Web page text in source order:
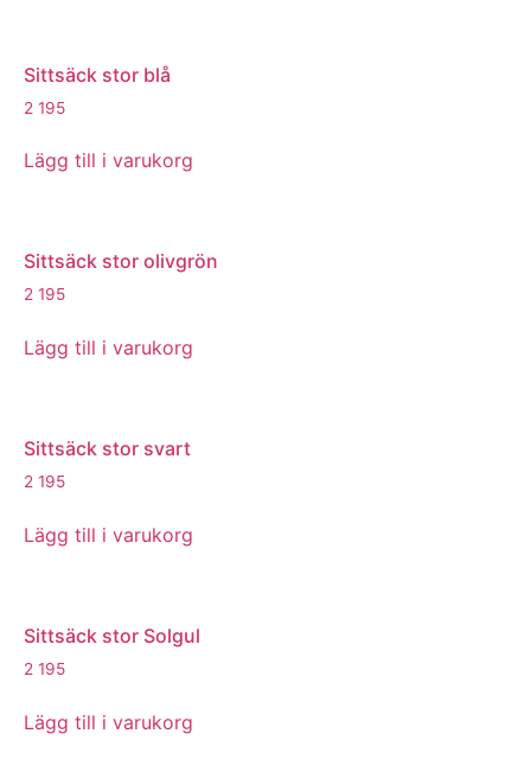
Sittsäck stor blå
2 195
Lägg till i varukorg
Sittsäck stor olivgrön
2 195
Lägg till i varukorg
Sittsäck stor svart
2 195
Lägg till i varukorg
Sittsäck stor Solgul
2 195
Lägg till i varukorg